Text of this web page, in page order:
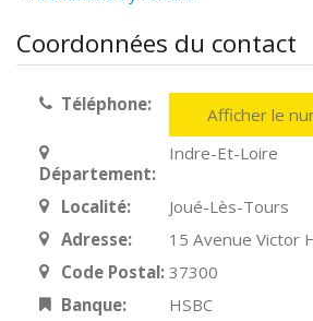
Coordonnées du contact
Téléphone: Afficher le
Département:
Indre-Et-Loire
Localité:
Joué-Lès-Tours
Adresse:
15 Avenue Victor
Code Postal: 37300
Banque:
HSBC